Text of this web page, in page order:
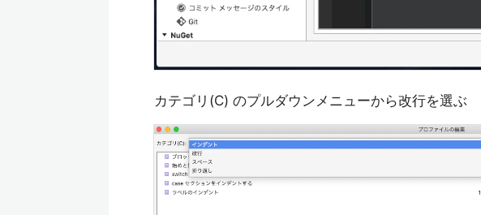
カテゴリ(C) のプルダウンメニューから改行を選ぶ